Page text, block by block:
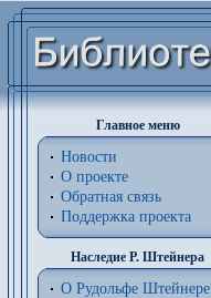
Главное меню
Новости
О проекте
Обратная связь
Поддержка проекта
Наследие Р. Штейнера
О Рудольфе Штейнере